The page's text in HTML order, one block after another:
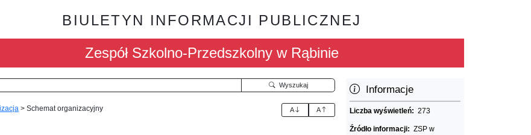
BIULETYN INFORMACJI PUBLICZNEJ
Zespół Szkolno-Przedszkolny w Rąbinie
Wyszukaj
> Schemat organizacyjny A A
Informacje
Liczba wyświetleń:273
Źródło informacji:ZSP w